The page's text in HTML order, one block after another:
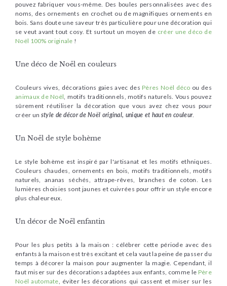
pouvez fabriquer vous-même. Des boules personnalisées avec des
noms, des ornements en crochet ou de magnifiques ornements en
bois. Sans doute une saveur très particulière pour une décoration qui
se veut avant tout cosy. Et surtout un moyen de créer une déco de
Noël 100% originale !
Une déco de Noël en couleurs
Couleurs vives, décorations gaies avec des Pères Noël déco ou des
animaux de Noël, motifs traditionnels, motifs naturels. Vous pouvez
sûrement réutiliser la décoration que vous avez chez vous pour
créer un style de décor de Noël original, unique et haut en couleur.
Un Noël de style bohème
Le style bohème est inspiré par l'artisanat et les motifs ethniques.
Couleurs chaudes, ornements en bois, motifs traditionnels, motifs
naturels, ananas séchés, attrape-rêves, branches de coton. Les
lumières choisies sont jaunes et cuivrées pour offrir un style encore
plus chaleureux.
Un décor de Noël enfantin
Pour les plus petits à la maison : célébrer cette période avec des
enfants à la maison est très excitant et cela vaut la peine de passer du
temps à décorer la maison pour augmenter la magie. Cependant, il
faut miser sur des décorations adaptées aux enfants, comme le Père
Noël automate, éviter les décorations qui cassent et miser sur les